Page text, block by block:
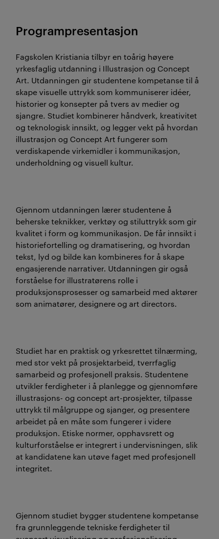
Programpresentasjon
Fagskolen Kristiania tilbyr en toårig høyere
yrkesfaglig utdanning i Illustrasjon og Concept
Art. Utdanningen gir studentene kompetanse til å
skape visuelle uttrykk som kommuniserer idéer,
historier og konsepter på tvers av medier og
sjangre. Studiet kombinerer håndverk, kreativitet
og teknologisk innsikt, og legger vekt på hvordan
illustrasjon og Concept Art fungerer som
verdiskapende virkemidler i kommunikasjon,
underholdning og visuell kultur.
Gjennom utdanningen lærer studentene å
beherske teknikker, verktøy og stiluttrykk som gir
kvalitet i form og kommunikasjon. De får innsikt i
historiefortelling og dramatisering, og hvordan
tekst, lyd og bilde kan kombineres for å skape
engasjerende narrativer. Utdanningen gir også
forståelse for illustratørens rolle i
produksjonsprosesser og samarbeid med aktører
som animatører, designere og art directors.
Studiet har en praktisk og yrkesrettet tilnærming,
med stor vekt på prosjektarbeid, tverrfaglig
samarbeid og profesjonell praksis. Studentene
utvikler ferdigheter i å planlegge og gjennomføre
illustrasjons- og concept art-prosjekter, tilpasse
uttrykk til målgruppe og sjanger, og presentere
arbeidet på en måte som fungerer i videre
produksjon. Etiske normer, opphavsrett og
kulturforståelse er integrert i undervisningen, slik
at kandidatene kan utøve faget med profesjonell
integritet.
Gjennom studiet bygger studentene kompetanse
fra grunnleggende tekniske ferdigheter til